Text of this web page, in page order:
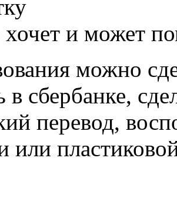
и может
можно
в сбербанке,
перевод,
или